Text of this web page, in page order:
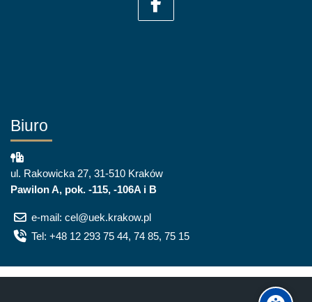
Biuro
ul. Rakowicka 27, 31-510 Kraków
Pawilon A, pok. -115, -106A i B
e-mail: cel@uek.krakow.pl
Tel: +48 12 293 75 44, 74 85, 75 15